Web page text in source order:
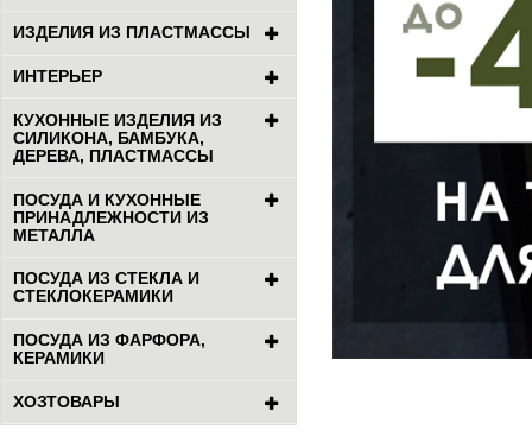
ИЗДЕЛИЯ ИЗ ПЛАСТМАССЫ
ИНТЕРЬЕР
КУХОННЫЕ ИЗДЕЛИЯ ИЗ
СИЛИКОНА, БАМБУКА,
ДЕРЕВА, ПЛАСТМАССЫ
ПОСУДА И КУХОННЫЕ
ПРИНАДЛЕЖНОСТИ ИЗ
МЕТАЛЛА
ПОСУДА ИЗ СТЕКЛА И
СТЕКЛОКЕРАМИКИ
ПОСУДА ИЗ ФАРФОРА,
КЕРАМИКИ
ХОЗТОВАРЫ